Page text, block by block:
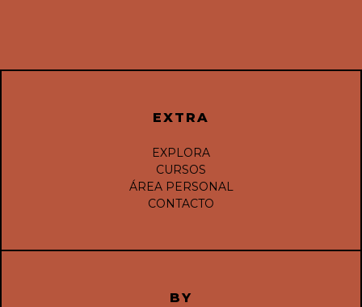
EXTRA
EXPLORA
CURSOS
ÁREA PERSONAL
CONTACTO
BY